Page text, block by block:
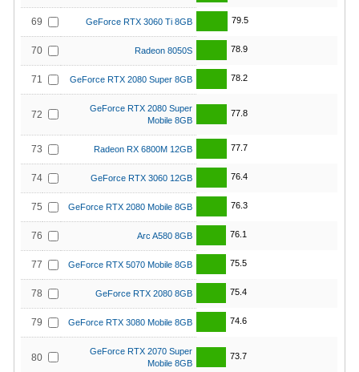
69 GeForce RTX 3060 Ti 8GB 79.5
70 Radeon 8050S 78.9
71 GeForce RTX 2080 Super 8GB 78.2
72
GeForce RTX 2080 Super
Mobile 8GB
77.8
73 Radeon RX 6800M 12GB 77.7
74 GeForce RTX 3060 12GB 76.4
75 GeForce RTX 2080 Mobile 8GB 76.3
76 Arc A580 8GB 76.1
77 GeForce RTX 5070 Mobile 8GB 75.5
78 GeForce RTX 2080 8GB 75.4
79 GeForce RTX 3080 Mobile 8GB 74.6
80
GeForce RTX 2070 Super
Mobile 8GB
73.7